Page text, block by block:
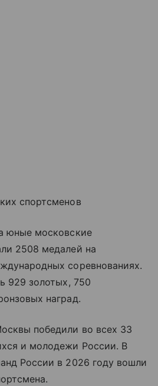
спортсменов
юные московские
2508 медалей на
соревнованиях.
929 золотых, 750
наград.
победили во всех 33
и молодежи России. В
России в 2026 году вошли